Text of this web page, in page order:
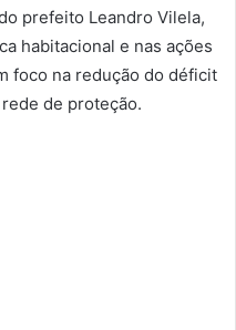
prefeito Leandro Vilela,
habitacional e nas ações
foco na redução do déficit
de proteção.